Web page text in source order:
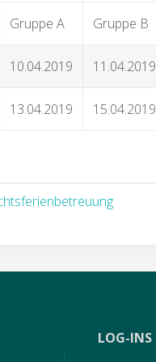
Gruppe A Gruppe B
10.04.2019 11.04.2019
13.04.2019 15.04.2019
LOG-INS